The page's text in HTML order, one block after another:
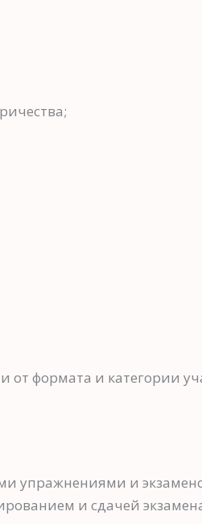
от формата и категории
упражнениями и
и сдачей